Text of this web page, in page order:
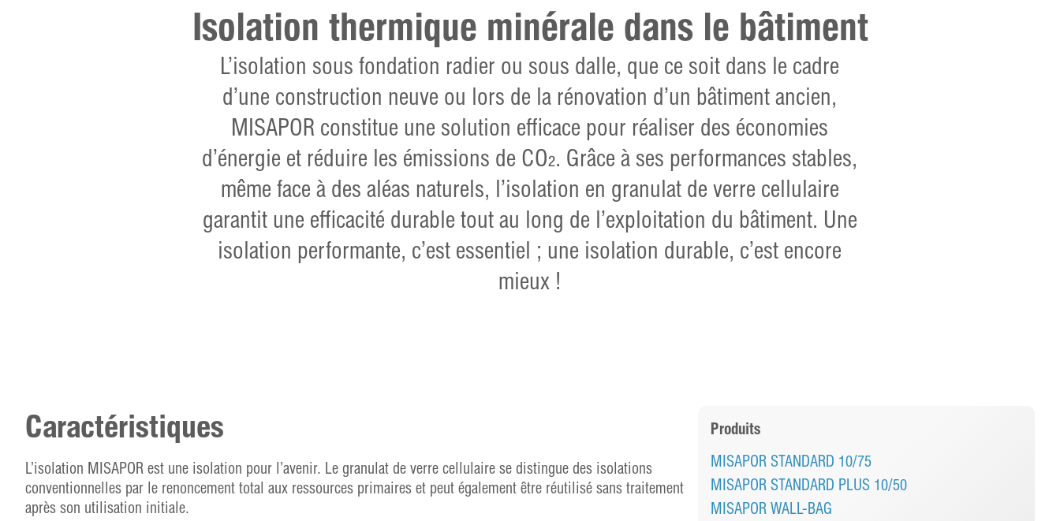
Isolation thermique minérale dans le bâtiment
L’isolation sous fondation radier ou sous dalle, que ce soit dans le cadre
d’une construction neuve ou lors de la rénovation d’un bâtiment ancien,
MISAPOR constitue une solution efficace pour réaliser des économies
d’énergie et réduire les émissions de CO₂. Grâce à ses performances stables,
même face à des aléas naturels, l’isolation en granulat de verre cellulaire
garantit une efficacité durable tout au long de l’exploitation du bâtiment. Une
isolation performante, c’est essentiel ; une isolation durable, c’est encore
mieux !
Caractéristiques
L’isolation MISAPOR est une isolation pour l’avenir. Le granulat de verre cellulaire se distingue des isolations
conventionnelles par le renoncement total aux ressources primaires et peut également être réutilisé sans traitement
après son utilisation initiale.
Produits
MISAPOR STANDARD 10/75
MISAPOR STANDARD PLUS 10/50
MISAPOR WALL-BAG